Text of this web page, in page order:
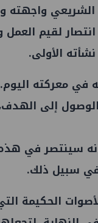
واجهته
لقيم
الأولى.
في معركته
إلى
سينتصر في هذه
سبيل ذلك.
الحكيمة